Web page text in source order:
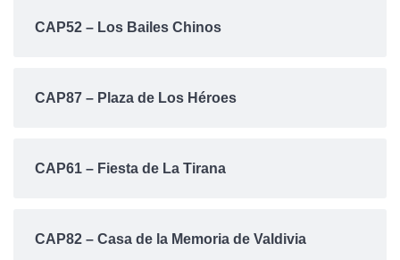
CAP52 – Los Bailes Chinos
CAP87 – Plaza de Los Héroes
CAP61 – Fiesta de La Tirana
CAP82 – Casa de la Memoria de Valdivia